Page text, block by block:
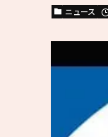
ニュース